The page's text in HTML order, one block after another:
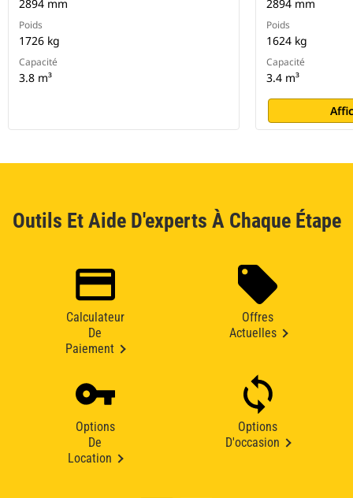
2894 mm
Poids
1726 kg
Capacité
3.8 m³
2894 mm
Poids
1624 kg
Capacité
3.4 m³
Outils Et Aide D'experts À Chaque Étape
Calculateur
De
Paiement
Offres
Actuelles
Options
De
Location
Options
D'occasion